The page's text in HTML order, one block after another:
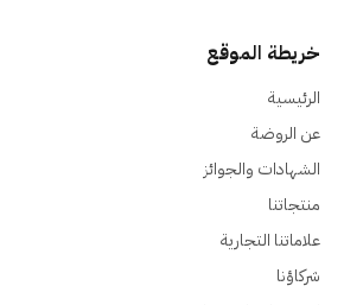
خريطة الموقع
الرئيسية
عن الروضة
الشهادات والجوائز
منتجاتنا
علاماتنا التجارية
شركاؤنا